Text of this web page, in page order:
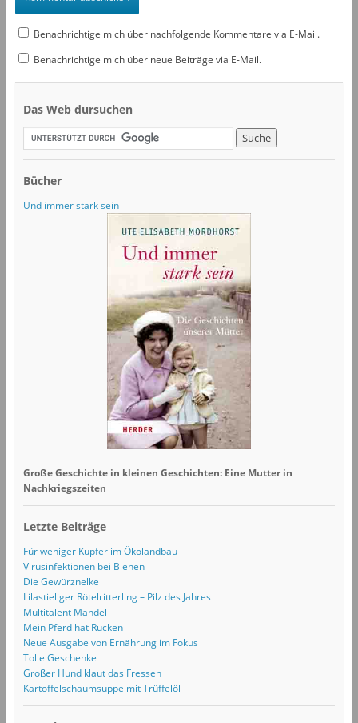
Benachrichtige mich über nachfolgende Kommentare via E-Mail.
Benachrichtige mich über neue Beiträge via E-Mail.
Das Web dursuchen
Bücher
Und immer stark sein
Große Geschichte in kleinen Geschichten: Eine Mutter in
Nachkriegszeiten
Letzte Beiträge
Für weniger Kupfer im Ökolandbau
Virusinfektionen bei Bienen
Die Gewürznelke
Lilastieliger Rötelritterling – Pilz des Jahres
Multitalent Mandel
Mein Pferd hat Rücken
Neue Ausgabe von Ernährung im Fokus
Tolle Geschenke
Großer Hund klaut das Fressen
Kartoffelschaumsuppe mit Trüffelöl